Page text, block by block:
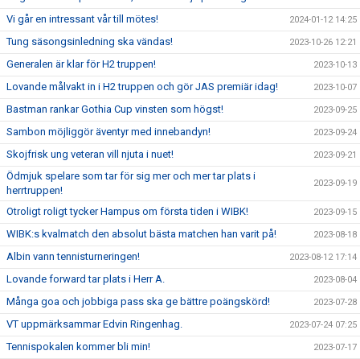
Vi går en intressant vår till mötes! 2024-01-12 14:25
Tung säsongsinledning ska vändas! 2023-10-26 12:21
Generalen är klar för H2 truppen! 2023-10-13
Lovande målvakt in i H2 truppen och gör JAS premiär idag! 2023-10-07
Bastman rankar Gothia Cup vinsten som högst! 2023-09-25
Sambon möjliggör äventyr med innebandyn! 2023-09-24
Skojfrisk ung veteran vill njuta i nuet! 2023-09-21
Ödmjuk spelare som tar för sig mer och mer tar plats i
herrtruppen!
2023-09-19
Otroligt roligt tycker Hampus om första tiden i WIBK! 2023-09-15
WIBK:s kvalmatch den absolut bästa matchen han varit på! 2023-08-18
Albin vann tennisturneringen! 2023-08-12 17:14
Lovande forward tar plats i Herr A. 2023-08-04
Många goa och jobbiga pass ska ge bättre poängskörd! 2023-07-28
VT uppmärksammar Edvin Ringenhag. 2023-07-24 07:25
Tennispokalen kommer bli min! 2023-07-17